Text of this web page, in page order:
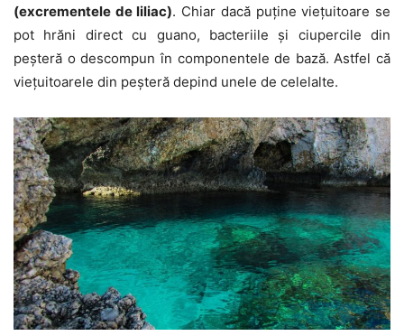
(excrementele de liliac). Chiar dacă puține viețuitoare se
pot hrăni direct cu guano, bacteriile și ciupercile din
peșteră o descompun în componentele de bază. Astfel că
viețuitoarele din peșteră depind unele de celelalte.